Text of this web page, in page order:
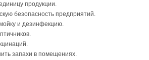
про­дук­ции.
без­опас­ность пред­при­я­тий.
и дез­ин­фек­цию.
за­па­хи в по­ме­ще­ни­ях.